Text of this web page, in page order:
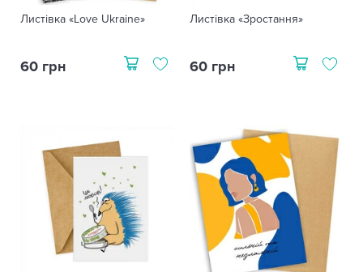
Листівка «Love Ukraine»
60 грн
Листівка «Зростання»
60 грн